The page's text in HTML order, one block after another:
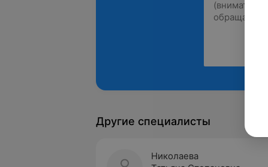
Другие специалисты
Николаева